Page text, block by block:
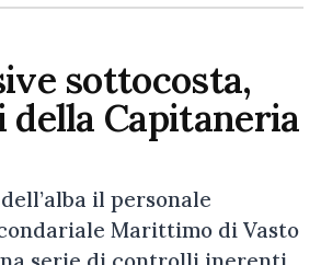
sottocosta,
della Capitaneria
il personale
Marittimo di Vasto